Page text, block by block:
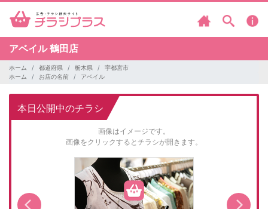
アベイル鶴田店
ホーム 都道府県 栃木県
宇都宮市
ホーム
お店の名前 アベイル
本日公開中のチラシ
画像はイメージです。
画像をクリックするとチラシが開きます。